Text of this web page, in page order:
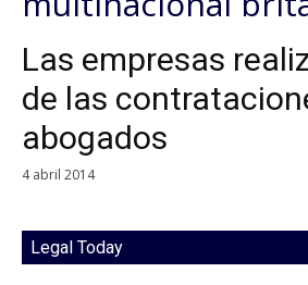
Las empresas
de las
abogados
4 abril 2014
Legal Today